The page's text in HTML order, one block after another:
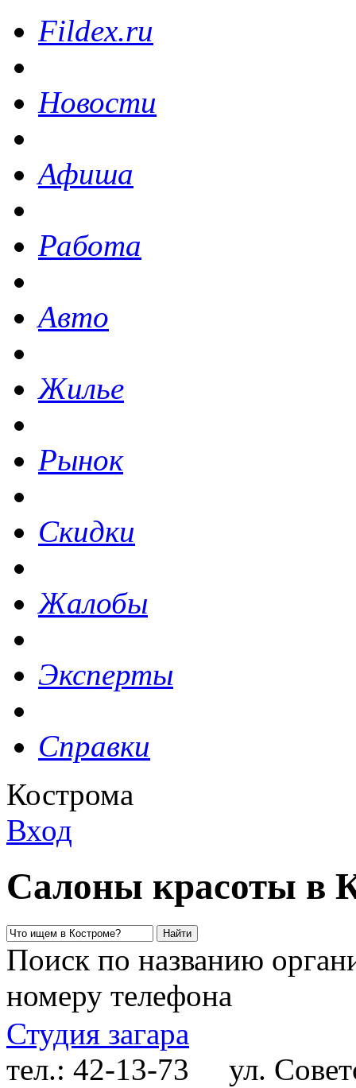
Fildex.ru
Новости
Афиша
Работа
Авто
Жилье
Рынок
Скидки
Жалобы
Эксперты
Справки
Кострома
Вход
Салоны красоты в
Поиск по названию
номеру телефона
Студия загара
тел.: 42-13-73
ул.